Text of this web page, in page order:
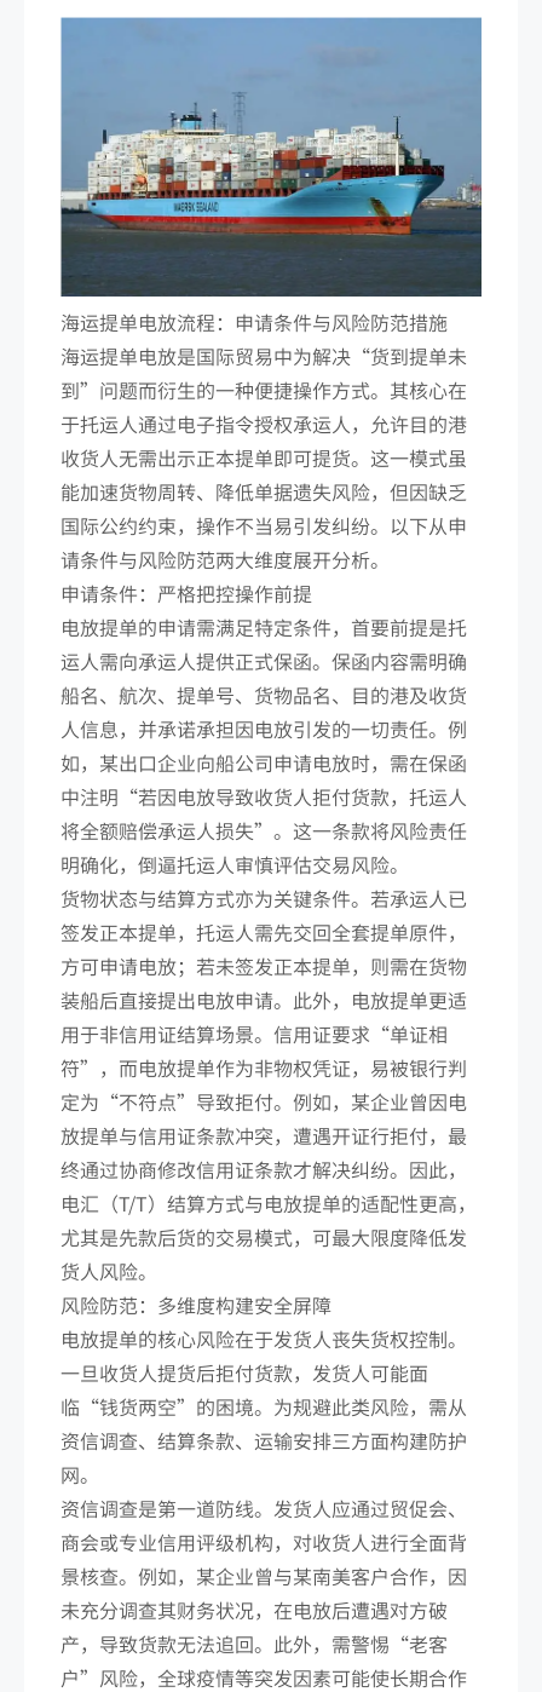
海运提单电放流程：申请条件与风险防范措施
海运提单电放是国际贸易中为解决“货到提单未
到”问题而衍生的一种便捷操作方式。其核心在
于托运人通过电子指令授权承运人，允许目的港
收货人无需出示正本提单即可提货。这一模式虽
能加速货物周转、降低单据遗失风险，但因缺乏
国际公约约束，操作不当易引发纠纷。以下从申
请条件与风险防范两大维度展开分析。
申请条件：严格把控操作前提
电放提单的申请需满足特定条件，首要前提是托
运人需向承运人提供正式保函。保函内容需明确
船名、航次、提单号、货物品名、目的港及收货
人信息，并承诺承担因电放引发的一切责任。例
如，某出口企业向船公司申请电放时，需在保函
中注明“若因电放导致收货人拒付货款，托运人
将全额赔偿承运人损失”。这一条款将风险责任
明确化，倒逼托运人审慎评估交易风险。
货物状态与结算方式亦为关键条件。若承运人已
签发正本提单，托运人需先交回全套提单原件，
方可申请电放；若未签发正本提单，则需在货物
装船后直接提出电放申请。此外，电放提单更适
用于非信用证结算场景。信用证要求“单证相
符”，而电放提单作为非物权凭证，易被银行判
定为“不符点”导致拒付。例如，某企业曾因电
放提单与信用证条款冲突，遭遇开证行拒付，最
终通过协商修改信用证条款才解决纠纷。因此，
电汇（T/T）结算方式与电放提单的适配性更高，
尤其是先款后货的交易模式，可最大限度降低发
货人风险。
风险防范：多维度构建安全屏障
电放提单的核心风险在于发货人丧失货权控制。
一旦收货人提货后拒付货款，发货人可能面
临“钱货两空”的困境。为规避此类风险，需从
资信调查、结算条款、运输安排三方面构建防护
网。
资信调查是第一道防线。发货人应通过贸促会、
商会或专业信用评级机构，对收货人进行全面背
景核查。例如，某企业曾与某南美客户合作，因
未充分调查其财务状况，在电放后遭遇对方破
产，导致货款无法追回。此外，需警惕“老客
户”风险，全球疫情等突发因素可能使长期合作